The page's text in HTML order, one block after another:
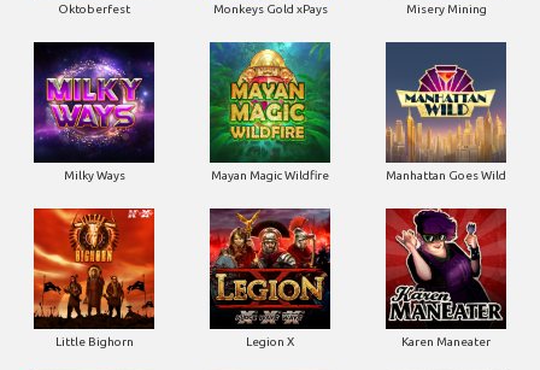
Oktoberfest Monkeys Gold xPays Misery Mining
Milky Ways Mayan Magic Wildfire Manhattan Goes Wild
Little Bighorn Legion X Karen Maneater